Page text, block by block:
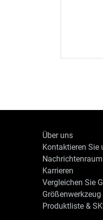
Über uns
Kontaktieren Sie
Nachrichtenraum
Karrieren
Vergleichen Sie
Produktliste &